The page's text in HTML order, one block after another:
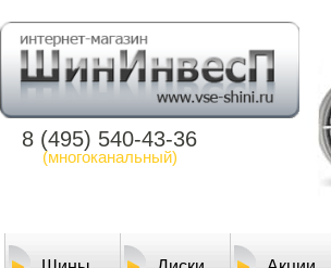
8 (495) 540-43-36
(многоканальный)